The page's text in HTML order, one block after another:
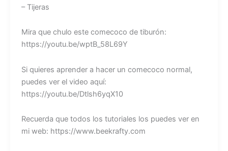
– Tijeras
Mira que chulo este comecoco de tiburón:
https://youtu.be/wptB_58L69Y
Si quieres aprender a hacer un comecoco normal,
puedes ver el video aquí:
https://youtu.be/Dtlsh6yqX10
Recuerda que todos los tutoriales los puedes ver en
mi web: https://www.beekrafty.com